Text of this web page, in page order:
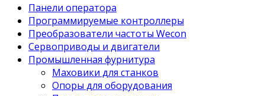
Панели оператора
Программируемые контроллеры
Преобразователи частоты Wecon
Сервоприводы и двигатели
Промышленная фурнитура
Маховики для станков
Опоры для оборудования